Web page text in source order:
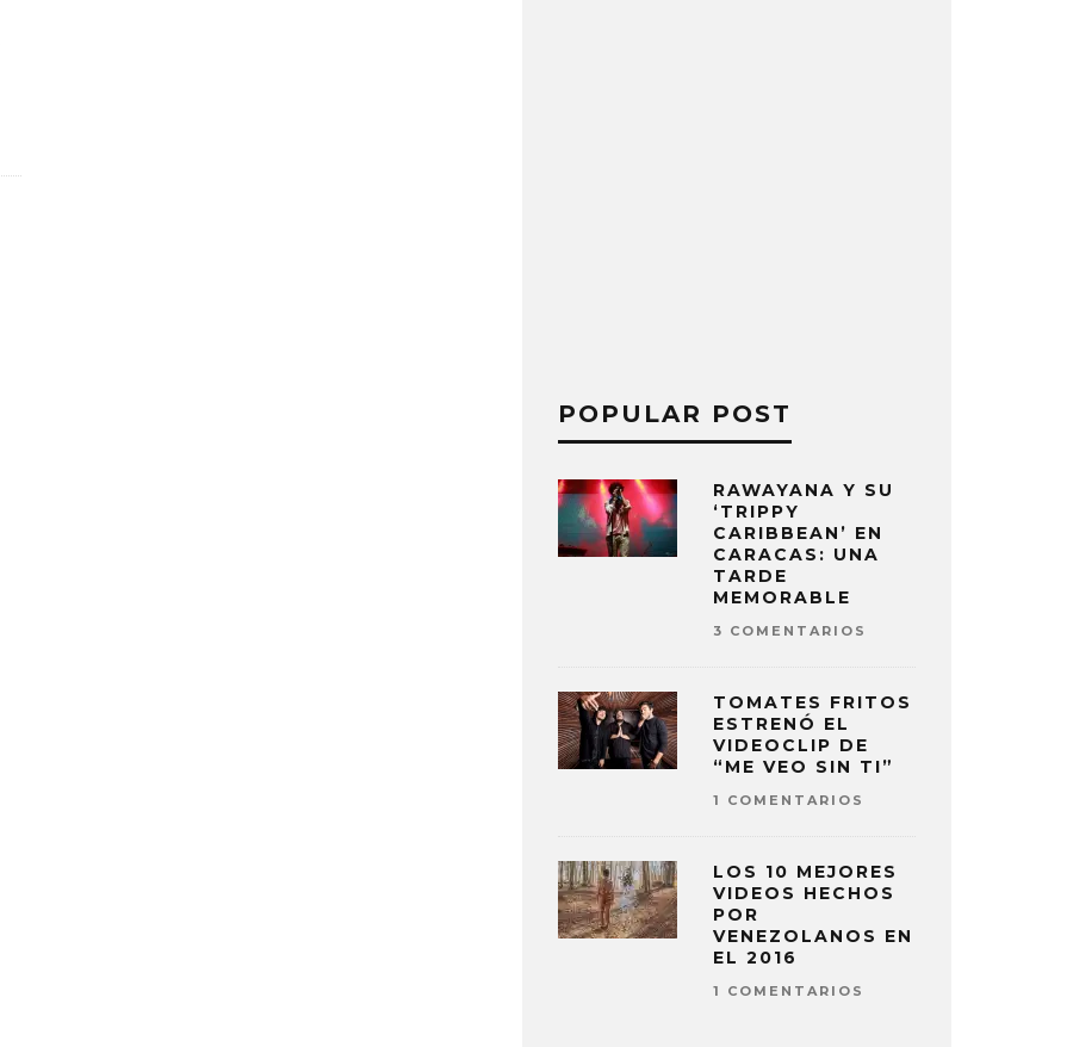
POPULAR POST
RAWAYANA Y SU
‘TRIPPY
CARIBBEAN’ EN
CARACAS: UNA
TARDE
MEMORABLE
3 COMENTARIOS
TOMATES FRITOS
ESTRENÓ EL
VIDEOCLIP DE
“ME VEO SIN TI”
1 COMENTARIOS
LOS 10 MEJORES
VIDEOS HECHOS
POR
VENEZOLANOS EN
EL 2016
1 COMENTARIOS